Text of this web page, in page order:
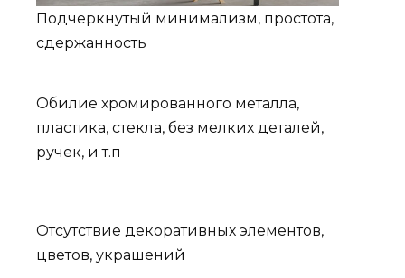
Подчеркнутый минимализм, простота,
сдержанность
Обилие хромированного металла,
пластика, стекла, без мелких деталей,
ручек, и т.п
Отсутствие декоративных элементов,
цветов, украшений